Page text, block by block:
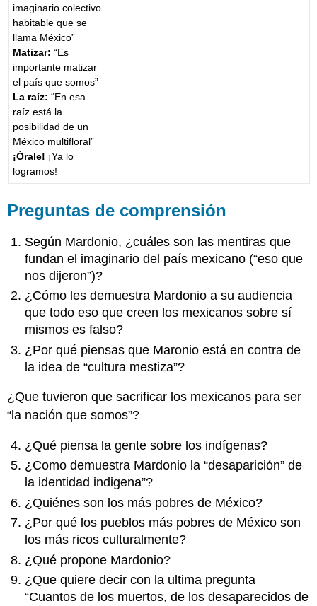
imaginario colectivo
habitable que se
llama México”
Matizar: “Es
importante matizar
el país que somos”
La raíz:“En esa
raíz está la
posibilidad de un
México multifloral”
¡Órale! ¡Ya lo
logramos!
Preguntas de comprensión
Según Mardonio, ¿cuáles son las mentiras que
fundan el imaginario del país mexicano (“eso que
nos dijeron”)?
¿Cómo les demuestra Mardonio a su audiencia
que todo eso que creen los mexicanos sobre sí
mismos es falso?
¿Por qué piensas que Maronio está en contra de
la idea de “cultura mestiza”?
¿Que tuvieron que sacrificar los mexicanos para ser
“la nación que somos”?
¿Qué piensa la gente sobre los indígenas?
¿Como demuestra Mardonio la “desaparición” de
la identidad indigena”?
¿Quiénes son los más pobres de México?
¿Por qué los pueblos más pobres de México son
los más ricos culturalmente?
¿Qué propone Mardonio?
¿Que quiere decir con la ultima pregunta
“Cuantos de los muertos, de los desaparecidos de